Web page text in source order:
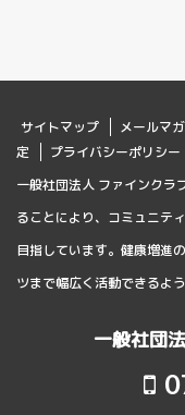
サイトマップ メールマ
定
プライバシーポリシー
一般社団法人 ファインクラ
ることにより、コミュニテ
目指しています。健康増進
ツまで幅広く活動できるよ
一般社団